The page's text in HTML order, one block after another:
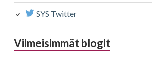
SYS Twitter
Viimeisimmät blogit